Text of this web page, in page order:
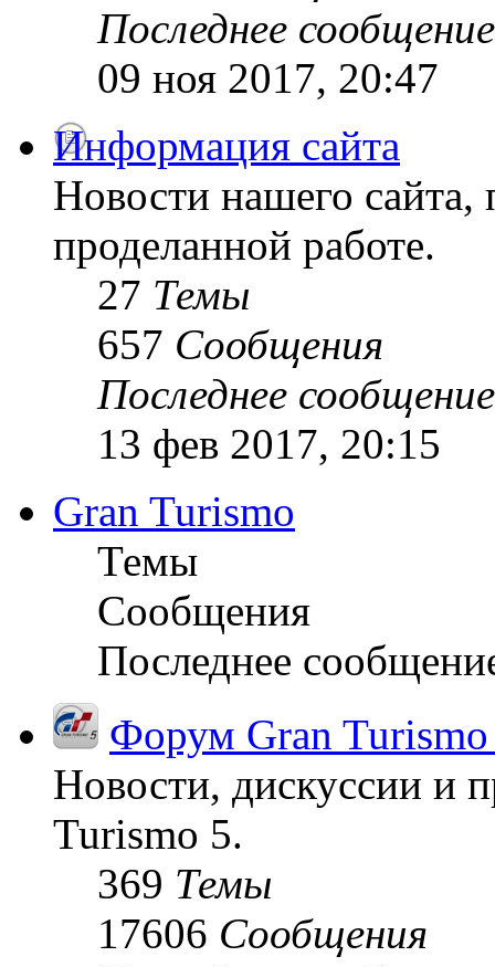
Последнее сообщение
09 ноя 2017, 20:47
Информация сайта
Новости нашего
проделанной работе.
27 Темы
657 Сообщения
Последнее сообщение
13 фев 2017, 20:15
Gran Turismo
Темы
Сообщения
Последнее
Форум Gran
Новости, дискуссии и
Turismo 5.
369 Темы
17606 Сообщения